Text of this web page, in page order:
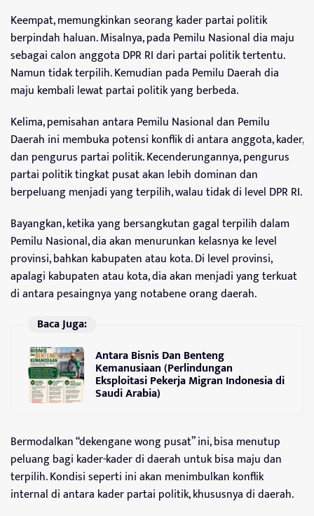
Keempat, memungkinkan seorang kader partai politik
berpindah haluan. Misalnya, pada Pemilu Nasional dia maju
sebagai calon anggota DPR RI dari partai politik tertentu.
Namun tidak terpilih. Kemudian pada Pemilu Daerah dia
maju kembali lewat partai politik yang berbeda.
Kelima, pemisahan antara Pemilu Nasional dan Pemilu
Daerah ini membuka potensi konflik di antara anggota, kader,
dan pengurus partai politik. Kecenderungannya, pengurus
partai politik tingkat pusat akan lebih dominan dan
berpeluang menjadi yang terpilih, walau tidak di level DPR RI.
Bayangkan, ketika yang bersangkutan gagal terpilih dalam
Pemilu Nasional, dia akan menurunkan kelasnya ke level
provinsi, bahkan kabupaten atau kota. Di level provinsi,
apalagi kabupaten atau kota, dia akan menjadi yang terkuat
di antara pesaingnya yang notabene orang daerah.
Baca Juga:
Antara Bisnis Dan Benteng
Kemanusiaan (Perlindungan
Eksploitasi Pekerja Migran Indonesia di
Saudi Arabia)
Bermodalkan “dekengane wong pusat” ini, bisa menutup
peluang bagi kader-kader di daerah untuk bisa maju dan
terpilih. Kondisi seperti ini akan menimbulkan konflik
internal di antara kader partai politik, khususnya di daerah.